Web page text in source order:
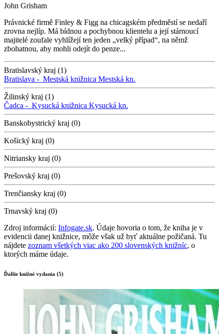
John Grisham
Právnické firmě Finley & Figg na chicagském předměstí se nedaří
zrovna nejlíp. Má bídnou a pochybnou klientelu a její stárnoucí
majitelé zoufale vyhlížejí ten jeden „velký případ“, na němž
zbohatnou, aby mohli odejít do penze...
Bratislavský kraj (1)
Bratislava - Mestská knižnica Mestská kn.
Žilinský kraj (1)
Čadca - Kysucká knižnica Kysucká kn.
Banskobystrický kraj (0)
Košický kraj (0)
Nitriansky kraj (0)
Prešovský kraj (0)
Trenčiansky kraj (0)
Trnavský kraj (0)
Zdroj informácií: Infogate.sk. Údaje hovoria o tom, že kniha je v
evidencii danej knižnice, môže však už byť aktuálne požičaná. Tu
nájdete zoznam všetkých viac ako 200 slovenských knižníc, o
ktorých máme údaje.
Ďalšie knižné vydania (5)